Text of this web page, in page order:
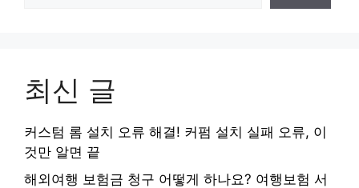
최신 글
커스텀 롬 설치 오류 해결! 커펌 설치 실패 오류, 이
것만 알면 끝
해외여행 보험금 청구 어떻게 하나요? 여행보험 서